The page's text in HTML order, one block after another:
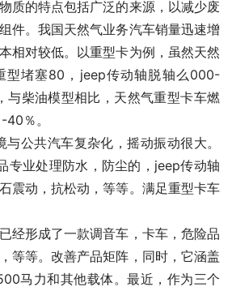
质的特点包括广泛的来源，以减少废
件。我国天然气业务汽车销量迅速增
相对较低。以重型卡为例，虽然天然
型堵塞80，jeep传动轴脱轴么000-
与柴油模型相比，天然气重型卡车燃
％。
与公共汽车复杂化，摇动振动很大。
专业处理防水，防尘的，jeep传动轴
震动，抗松动，等等。满足重型卡车
经形成了一款调音车，卡车，危险品
等等。改善产品矩阵，同时，它涵盖
马力和其他载体。最近，作为三个